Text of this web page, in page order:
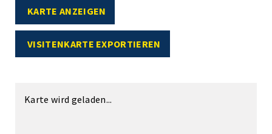
KARTE ANZEIGEN
VISITENKARTE EXPORTIEREN
Karte wird geladen...